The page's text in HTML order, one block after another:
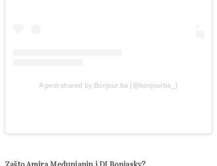
A post shared by Bonjour.ba (@bonjourba_)